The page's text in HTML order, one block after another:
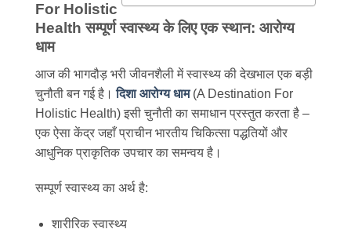
For Holistic
Health सम्पूर्ण स्वास्थ्य के लिए एक स्थान: आरोग्य
धाम
आज की भागदौड़ भरी जीवनशैली में स्वास्थ्य की देखभाल एक बड़ी
चुनौती बन गई है।दिशा आरोग्य धाम(A Destination For
Holistic Health) इसी चुनौती का समाधान प्रस्तुत करता है –
एक ऐसा केंद्र जहाँ प्राचीन भारतीय चिकित्सा पद्धतियों और
आधुनिक प्राकृतिक उपचार का समन्वय है।
सम्पूर्ण स्वास्थ्य का अर्थ है:
शारीरिक स्वास्थ्य